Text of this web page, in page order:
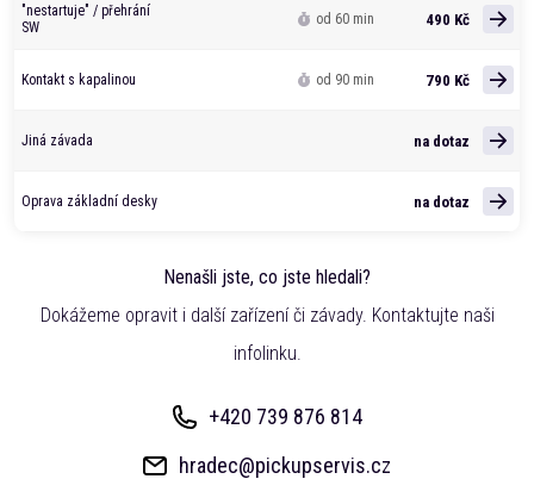
"nestartuje" / přehrání
SW
od 60 min 490 Kč
Kontakt s kapalinou od 90 min 790 Kč
Jiná závada na dotaz
Oprava základní desky na dotaz
Nenašli jste, co jste hledali?
Dokážeme opravit i další zařízení či závady. Kontaktujte naši
infolinku.
+420 739 876 814
hradec@pickupservis.cz